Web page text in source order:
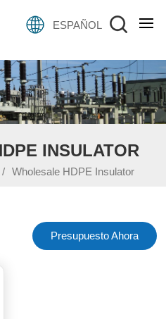
ESPAÑOL
INSULATOR
/ Wholesale HDPE Insulator
Presupuesto Ahora